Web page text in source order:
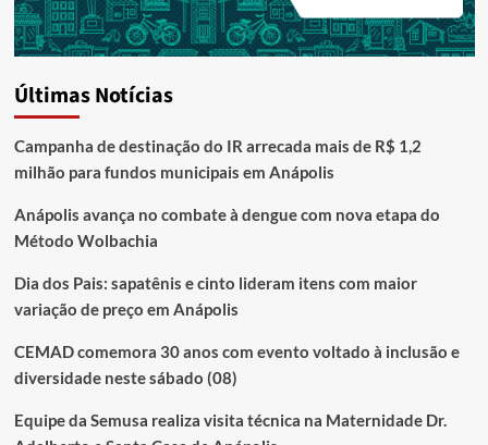
Últimas Notícias
Campanha de destinação do IR arrecada mais de R$ 1,2
milhão para fundos municipais em Anápolis
Anápolis avança no combate à dengue com nova etapa do
Método Wolbachia
Dia dos Pais: sapatênis e cinto lideram itens com maior
variação de preço em Anápolis
CEMAD comemora 30 anos com evento voltado à inclusão e
diversidade neste sábado (08)
Equipe da Semusa realiza visita técnica na Maternidade Dr.